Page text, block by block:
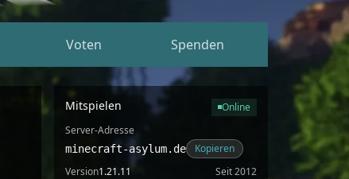
Voten Spenden
Mitspielen
Online
Server-Adresse
minecraft-asylum.de
Kopieren
Version1.21.11 Seit 2012